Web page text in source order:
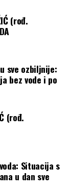
(rođ.
sve ozbiljnije:
bez vode i po
(rođ.
Situacija s
u dan sve